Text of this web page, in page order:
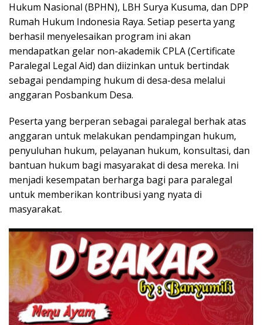
Hukum Nasional (BPHN), LBH Surya Kusuma, dan DPP
Rumah Hukum Indonesia Raya. Setiap peserta yang
berhasil menyelesaikan program ini akan
mendapatkan gelar non-akademik CPLA (Certificate
Paralegal Legal Aid) dan diizinkan untuk bertindak
sebagai pendamping hukum di desa-desa melalui
anggaran Posbankum Desa.
Peserta yang berperan sebagai paralegal berhak atas
anggaran untuk melakukan pendampingan hukum,
penyuluhan hukum, pelayanan hukum, konsultasi, dan
bantuan hukum bagi masyarakat di desa mereka. Ini
menjadi kesempatan berharga bagi para paralegal
untuk memberikan kontribusi yang nyata di
masyarakat.